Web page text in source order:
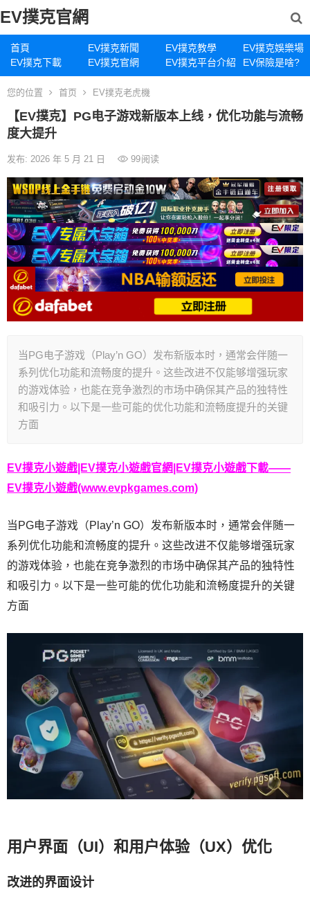
EV撲克官網
首頁 EV撲克新聞 EV撲克教學
EV撲克娛樂場
EV撲克下載
EV撲克官網 EV撲克平台介紹 EV保險是啥?
您的位置 首页 EV撲克老虎機
【EV撲克】PG电子游戏新版本上线，优化功能与流畅
度大提升
发布: 2026 年 5 月 21 日 99阅读
当PG电子游戏（Play’n GO）发布新版本时，通常会伴随一
系列优化功能和流畅度的提升。这些改进不仅能够增强玩家
的游戏体验，也能在竞争激烈的市场中确保其产品的独特性
和吸引力。以下是一些可能的优化功能和流畅度提升的关键
方面
EV撲克小遊戲|EV撲克小遊戲官網|EV撲克小遊戲下載——
EV撲克小遊戲(www.evpkgames.com)
当PG电子游戏（Play’n GO）发布新版本时，通常会伴随一
系列优化功能和流畅度的提升。这些改进不仅能够增强玩家
的游戏体验，也能在竞争激烈的市场中确保其产品的独特性
和吸引力。以下是一些可能的优化功能和流畅度提升的关键
方面
用户界面（UI）和用户体验（UX）优化
改进的界面设计